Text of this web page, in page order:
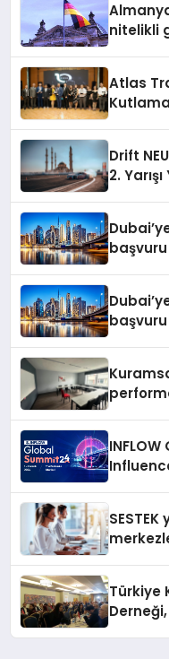
nitelikli
Atlas
Drift
2.
Türkiye